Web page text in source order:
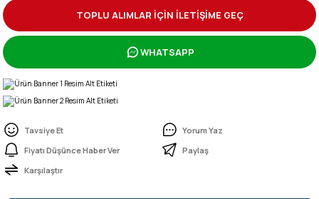
TOPLU ALIMLAR İÇİN İLETİŞİME GEÇ
WHATSAPP
Tavsiye Et
Yorum Yaz
Fiyatı Düşünce Haber Ver
Paylaş
Karşılaştır